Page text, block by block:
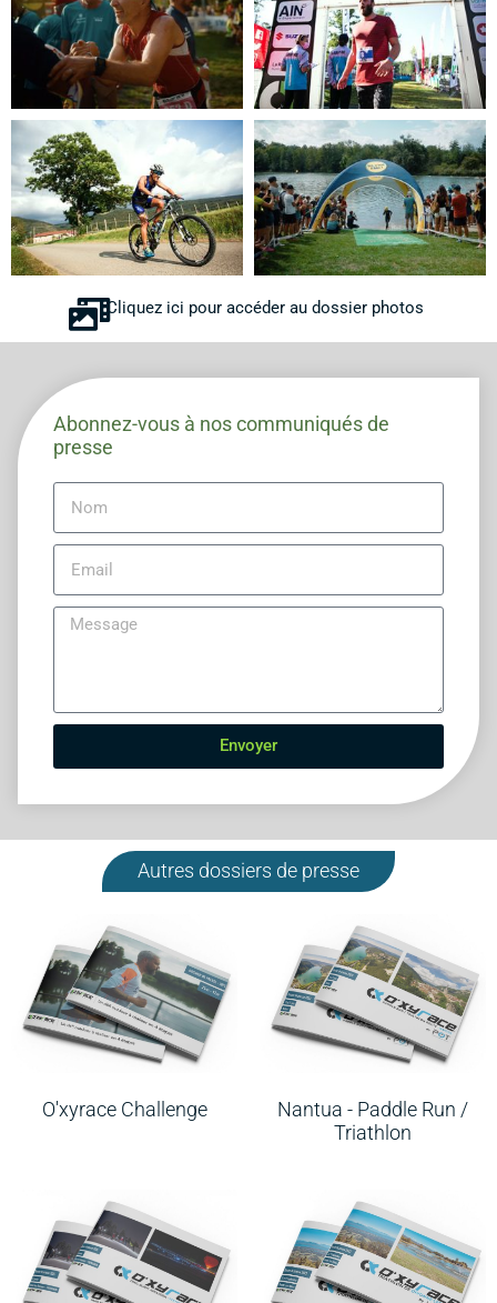
Cliquez ici pour accéder au dossier photos
Abonnez-vous à nos communiqués de
presse
Envoyer
Autres dossiers de presse
O'xyrace Challenge
Nantua - Paddle Run /
Triathlon